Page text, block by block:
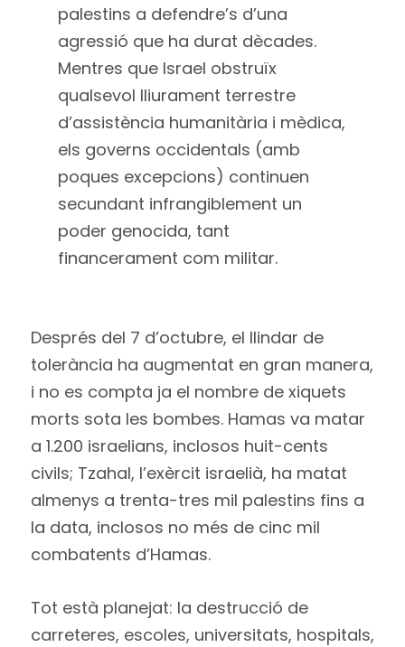
palestins a defendre’s d’una
agressió que ha durat dècades.
Mentres que Israel obstruïx
qualsevol lliurament terrestre
d’assistència humanitària i mèdica,
els governs occidentals (amb
poques excepcions) continuen
secundant infrangiblement un
poder genocida, tant
financerament com militar.
Després del 7 d’octubre, el llindar de
tolerància ha augmentat en gran manera,
i no es compta ja el nombre de xiquets
morts sota les bombes. Hamas va matar
a 1.200 israelians, inclosos huit-cents
civils; Tzahal, l’exèrcit israelià, ha matat
almenys a trenta-tres mil palestins fins a
la data, inclosos no més de cinc mil
combatents d’Hamas.
Tot està planejat: la destrucció de
carreteres, escoles, universitats, hospitals,